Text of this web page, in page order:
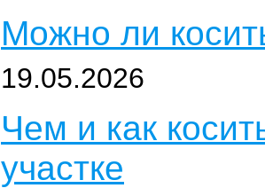
Можно ли
19.05.2026
Чем и как
участке